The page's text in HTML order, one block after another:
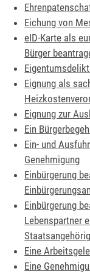
Eichung von
eID-Karte als
Bürger
Eignung als
Eignung zur
Ein
Ein- und
Genehmigung
Einbürgerung
Einbürgerung
Lebenspartner
Eine
Eine